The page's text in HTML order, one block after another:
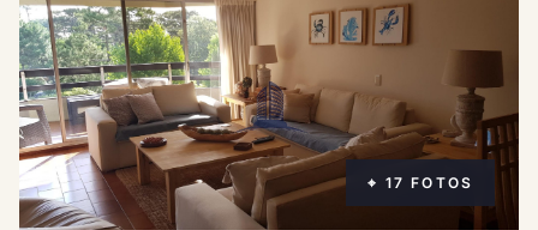
⌖ 17 FOTOS